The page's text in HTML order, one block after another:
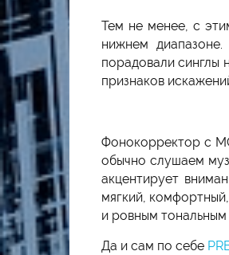
Тем не менее, с
нижнем
порадовали синглы
признаков
Фонокорректор с
обычно слушаем
акцентирует
мягкий,
и ровным
Да и сам по себе